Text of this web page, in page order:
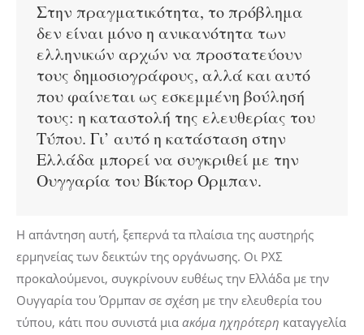
Στην πραγματικότητα, το πρόβλημα
δεν είναι μόνο η ανικανότητα των
ελληνικών αρχών να προστατεύουν
τους δημοσιογράφους, αλλά και αυτό
που φαίνεται ως εσκεμμένη βούλησή
τους: η καταστολή της ελευθερίας του
Τύπου. Γι’ αυτό η κατάσταση στην
Ελλάδα μπορεί να συγκριθεί με την
Ουγγαρία του Βίκτορ Ορμπαν.
Η απάντηση αυτή, ξεπερνά τα πλαίσια της αυστηρής
ερμηνείας των δεικτών της οργάνωσης. Οι ΡΧΣ
προκαλούμενοι, συγκρίνουν ευθέως την Ελλάδα με την
Ουγγαρία του Όρμπαν σε σχέση με την ελευθερία του
τύπου, κάτι που συνιστά μια ακόμα ηχηρότερη καταγγελία